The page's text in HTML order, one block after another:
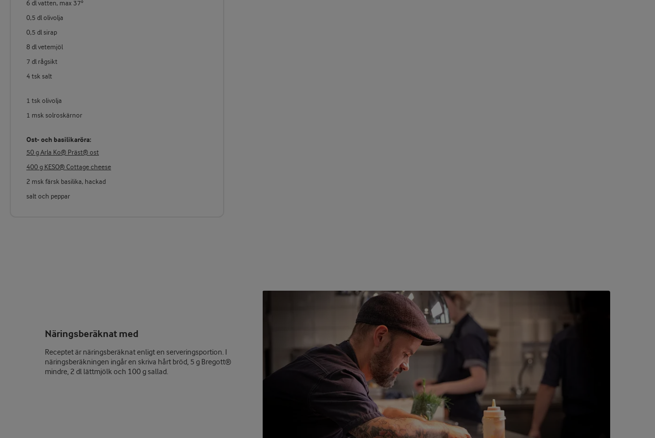
6 dl vatten, max 37°
0,5 dl olivolja
0,5 dl sirap
8 dl vetemjöl
7 dl rågsikt
4 tsk salt
1 tsk olivolja
1 msk solroskärnor
Ost- och basilikaröra:
50 g Arla Ko® Präst® ost
400 g KESO® Cottage cheese
2 msk färsk basilika, hackad
salt och peppar
Näringsberäknat med
Receptet är näringsberäknat enligt en serveringsportion. I
näringsberäkningen ingår en skriva hårt bröd, 5 g Bregott®
mindre, 2 dl lättmjölk och 100 g sallad.